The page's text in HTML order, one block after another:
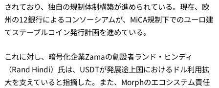
されており、独自の規制体制構築が進められている。現在、欧
州の12銀行によるコンソーシアムが、MiCA規制下でのユーロ建
てステーブルコイン発行計画を進めている。
これに対し、暗号化企業Zamaの創設者ランド・ヒンディ
（Rand Hindi）氏は、USDTが発展途上国におけるドル利用拡
大を支えていると指摘した。また、Morphのエコシステム責任